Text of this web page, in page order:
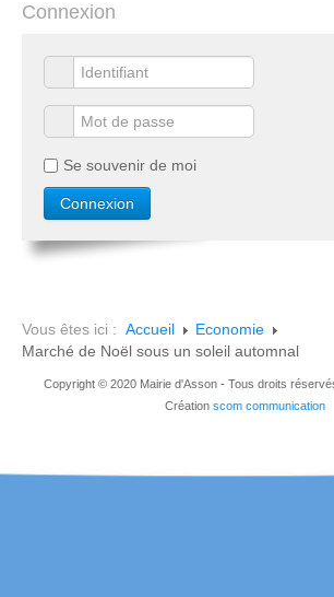
Connexion
Se souvenir de moi
Vous êtes ici : Accueil
Economie
Marché de Noël sous un soleil automnal
Copyright © 2020 Mairie d'Asson - Tous droits
Création scom communication